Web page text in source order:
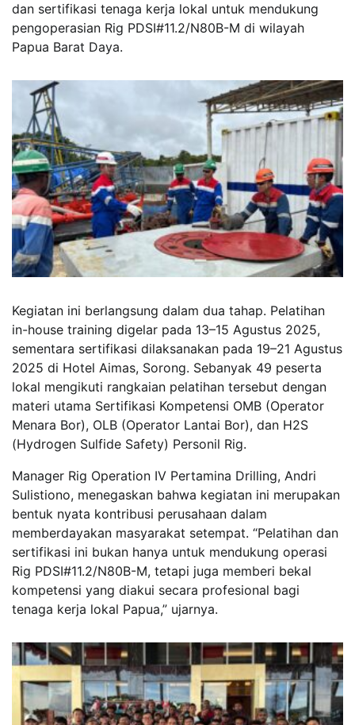
dan sertifikasi tenaga kerja lokal untuk mendukung
pengoperasian Rig PDSI#11.2/N80B-M di wilayah
Papua Barat Daya.
Kegiatan ini berlangsung dalam dua tahap. Pelatihan
in-house training digelar pada 13–15 Agustus 2025,
sementara sertifikasi dilaksanakan pada 19–21 Agustus
2025 di Hotel Aimas, Sorong. Sebanyak 49 peserta
lokal mengikuti rangkaian pelatihan tersebut dengan
materi utama Sertifikasi Kompetensi OMB (Operator
Menara Bor), OLB (Operator Lantai Bor), dan H2S
(Hydrogen Sulfide Safety) Personil Rig.
Manager Rig Operation IV Pertamina Drilling, Andri
Sulistiono, menegaskan bahwa kegiatan ini merupakan
bentuk nyata kontribusi perusahaan dalam
memberdayakan masyarakat setempat. “Pelatihan dan
sertifikasi ini bukan hanya untuk mendukung operasi
Rig PDSI#11.2/N80B-M, tetapi juga memberi bekal
kompetensi yang diakui secara profesional bagi
tenaga kerja lokal Papua,” ujarnya.